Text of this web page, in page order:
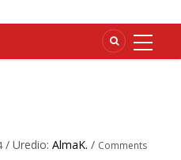
/ Uredio: AlmaK. / Comments